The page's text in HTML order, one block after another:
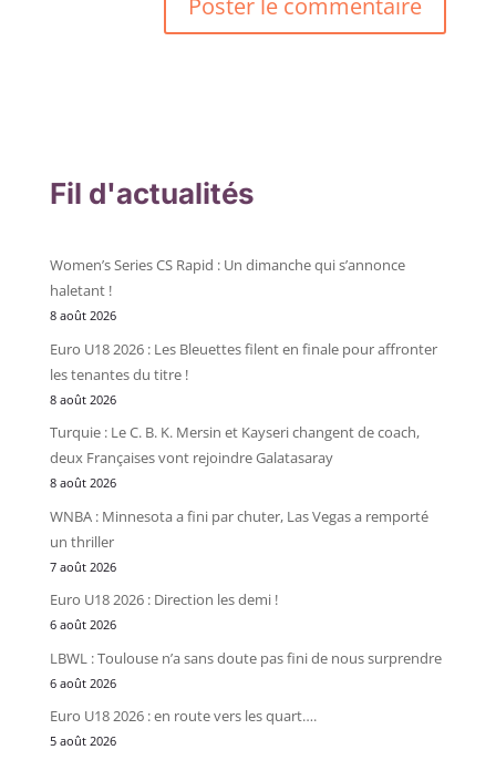
Fil d'actualités
Women’s Series CS Rapid : Un dimanche qui s’annonce
haletant !
8 août 2026
Euro U18 2026 : Les Bleuettes filent en finale pour affronter
les tenantes du titre !
8 août 2026
Turquie : Le C. B. K. Mersin et Kayseri changent de coach,
deux Françaises vont rejoindre Galatasaray
8 août 2026
WNBA : Minnesota a fini par chuter, Las Vegas a remporté
un thriller
7 août 2026
Euro U18 2026 : Direction les demi !
6 août 2026
LBWL : Toulouse n’a sans doute pas fini de nous surprendre
6 août 2026
Euro U18 2026 : en route vers les quart….
5 août 2026